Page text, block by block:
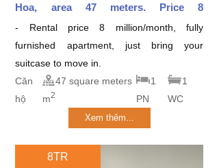
Hoa, area 47 meters. Price 8
million/month
- Rental price 8 million/month, fully
furnished apartment, just bring your
suitcase to move in.
Căn
hộ
47 square meters
m2
1
PN
1
WC
Xem thêm...
8TR